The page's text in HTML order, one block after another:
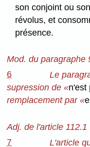
son conjoint ou
révolus, et
présence.
Mod. du paragraphe
6
Le
supression de «n'est
remplacement par «
Adj. de l'article 112.1
7
L'article